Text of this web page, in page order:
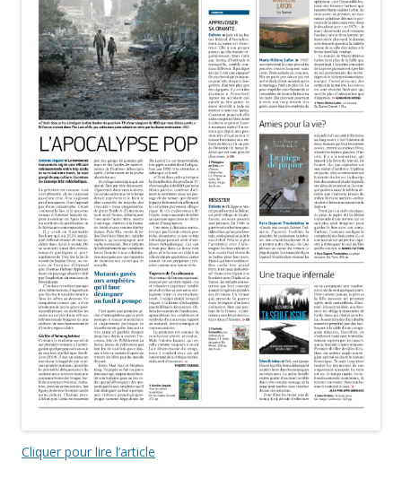
Cliquer pour lire l’article